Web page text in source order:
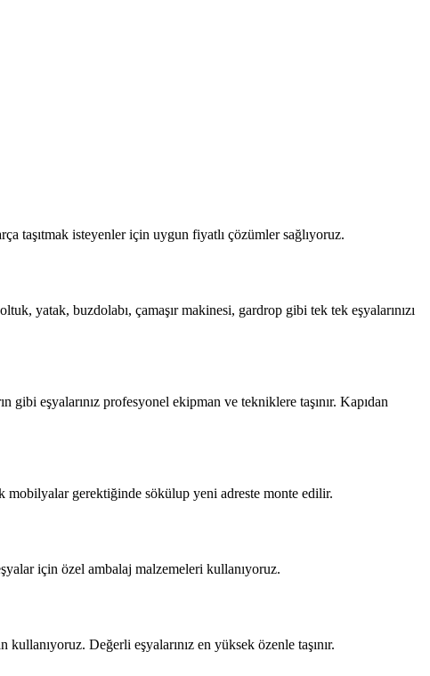
taşıtmak isteyenler için uygun fiyatlı çözümler sağlıyoruz.
yatak, buzdolabı, çamaşır makinesi, gardrop gibi tek tek eşyalarınızı
gibi eşyalarınız profesyonel ekipman ve tekniklere taşınır. Kapıdan
mobilyalar gerektiğinde sökülup yeni adreste monte edilir.
için özel ambalaj malzemeleri kullanıyoruz.
Değerli eşyalarınız en yüksek özenle taşınır.